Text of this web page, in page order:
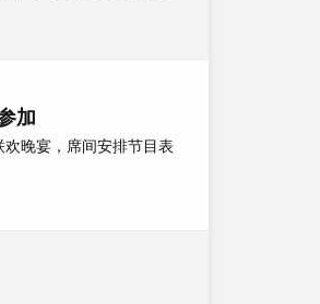
加
晚宴，席间安排节目表